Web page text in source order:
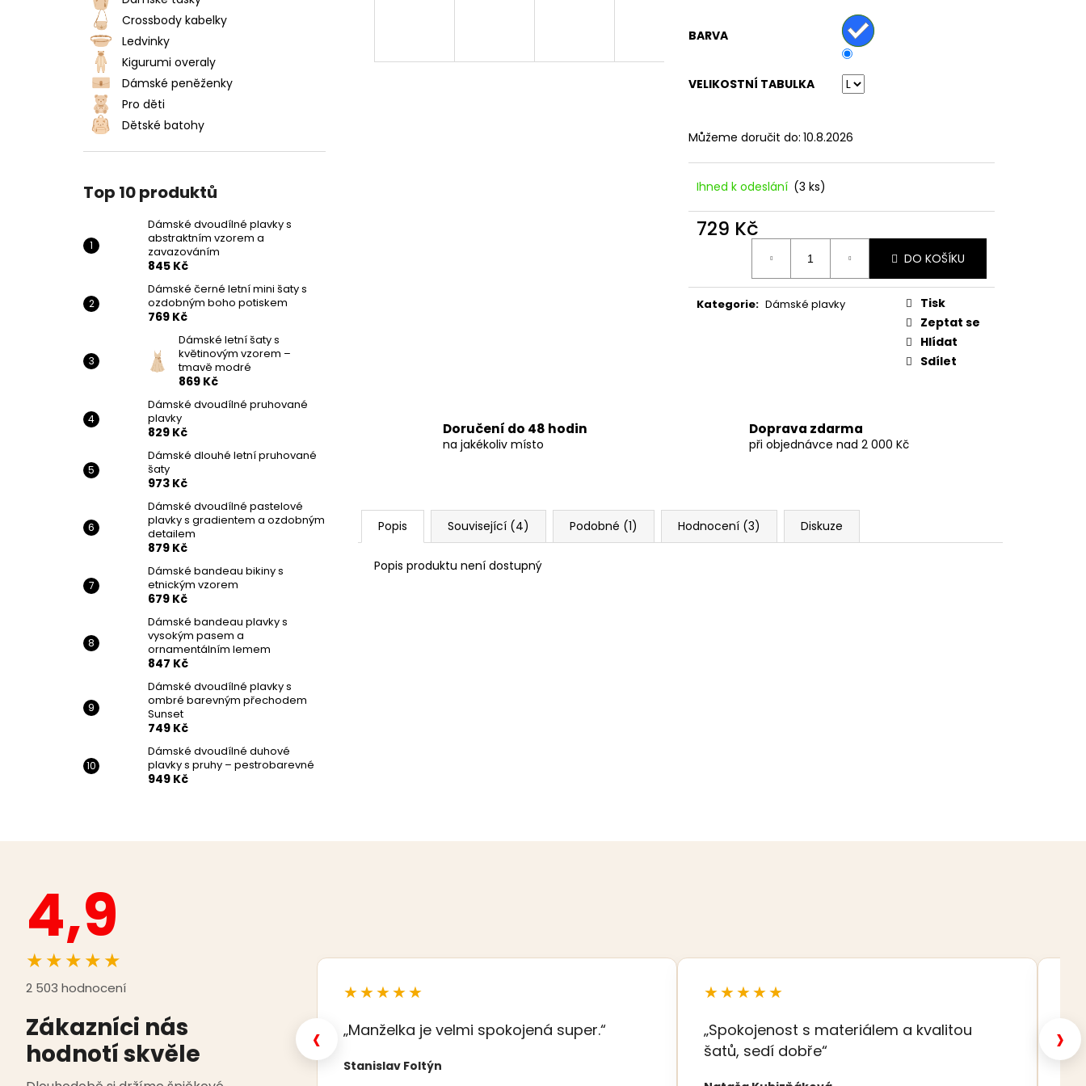
Crossbody kabelky
Ledvinky
Kigurumi overaly
Dámské peněženky
Pro děti
Dětské batohy
Top 10 produktů
Dámské dvoudílné plavky s
abstraktním vzorem a
zavazováním
845 Kč
Dámské černé letní mini šaty s
ozdobným boho potiskem
769 Kč
Dámské letní šaty s
květinovým vzorem –
tmavě modré
869 Kč
Dámské dvoudílné pruhované
plavky
829 Kč
Dámské dlouhé letní pruhované
šaty
973 Kč
Dámské dvoudílné pastelové
plavky s gradientem a ozdobným
detailem
879 Kč
Dámské bandeau bikiny s
etnickým vzorem
679 Kč
Dámské bandeau plavky s
vysokým pasem a
ornamentálním lemem
847 Kč
Dámské dvoudílné plavky s
ombré barevným přechodem
Sunset
749 Kč
Dámské dvoudílné duhové
plavky s pruhy – pestrobarevné
949 Kč
BARVA
VELIKOSTNÍ TABULKA
Můžeme doručit do: 10.8.2026
Ihned k odeslání (3 ks)
729 Kč
DO KOŠÍKU
Kategorie: Dámské plavky
Tisk
Zeptat se
Hlídat
Sdílet
Doručení do 48 hodin
na jakékoliv místo
Doprava zdarma
při objednávce nad 2 000 Kč
Popis Související (4) Podobné (1) Hodnocení (3) Diskuze
Popis produktu není dostupný
DÁMSKÉ DVOUDÍLNÉ PLAVKY S
ABSTRAKTNÍM VZOREM A
ZAVAZOVÁNÍM
845 Kč
4,9
★★★★★
2 503 hodnocení
Zákazníci nás
hodnotí skvěle
‹
★★★★★
„Manželka je velmi spokojená super.“
Stanislav Foltýn
★★★★★
„Spokojenost s materiálem a kvalitou
šatů, sedí dobře“
›